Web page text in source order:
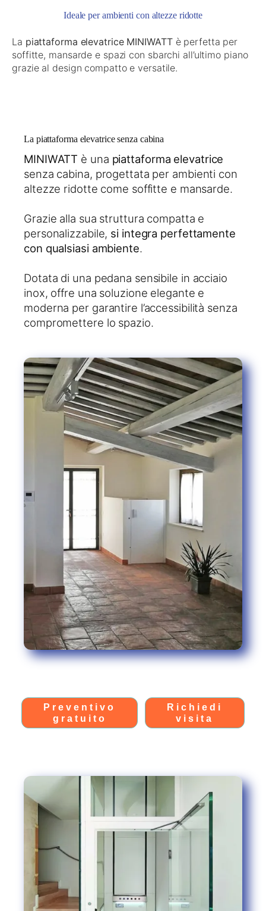
Ideale per ambienti con altezze ridotte
La piattaforma elevatrice MINIWATTè perfetta per
soffitte, mansarde e spazi con sbarchi all’ultimo piano
grazie al design compatto e versatile.
La piattaforma elevatrice senza cabina
MINIWATT è una piattaforma elevatrice
senza cabina, progettata per ambienti con
altezze ridotte come soffitte e mansarde.
Grazie alla sua struttura compatta e
personalizzabile, si integra perfettamente
con qualsiasi ambiente.
Dotata di una pedana sensibile in acciaio
inox, offre una soluzione elegante e
moderna per garantire l’accessibilità senza
compromettere lo spazio.
Preventivo
gratuito
Richiedi
visita